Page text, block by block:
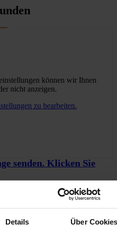
Details Über
können wir Ihnen
nicht anzeigen.
zu bearbeiten.
senden. Klicken Sie
und senden Ihnen